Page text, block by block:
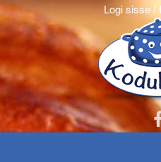
Logi sisse /